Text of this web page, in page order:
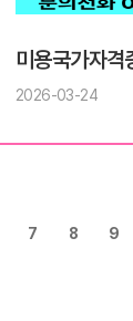
미용국가자격
2026-03-24
7 8 9